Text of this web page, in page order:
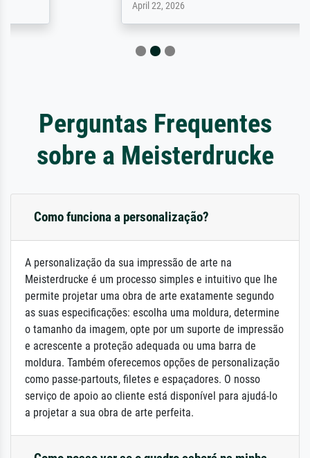
Perguntas Frequentes
sobre a Meisterdrucke
Como funciona a personalização?
A personalização da sua impressão de arte na
Meisterdrucke é um processo simples e intuitivo que lhe
permite projetar uma obra de arte exatamente segundo
as suas especificações: escolha uma moldura, determine
o tamanho da imagem, opte por um suporte de impressão
e acrescente a proteção adequada ou uma barra de
moldura. Também oferecemos opções de personalização
como passe-partouts, filetes e espaçadores. O nosso
serviço de apoio ao cliente está disponível para ajudá-lo
a projetar a sua obra de arte perfeita.